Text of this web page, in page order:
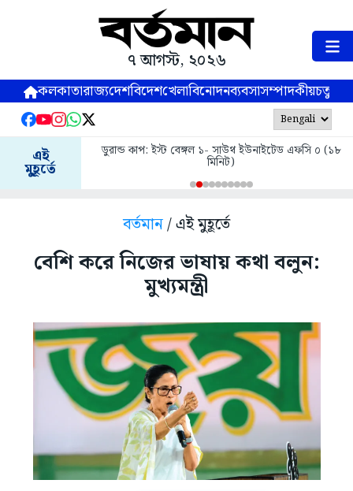
৭ আগস্ট, ২০২৬
কলকাতারাজ্যদেশবিদেশখেলাবিনোদনব্যবসাসম্পাদকীয়
এই
মুহূর্তে
ডুরান্ড কাপ: ইস্ট বেঙ্গল ১- সাউথ ইউনাইটেড এফসি ০ (১৮
মিনিট)
বর্তমান/ এই মুহূর্তে
বেশি করে নিজের ভাষায় কথা বলুন:
মুখ্যমন্ত্রী